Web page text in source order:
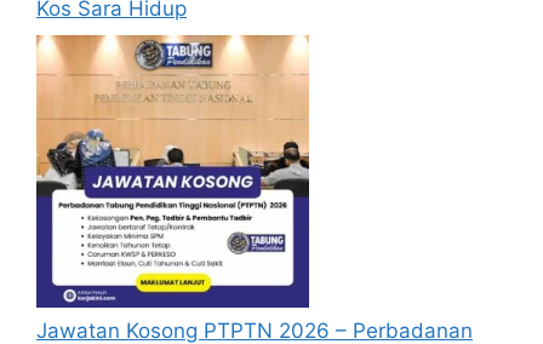
permohonan.
Pemohon yang telah mendaftar dan
memohon jawatan yang disenaraikan tidak
perlu lagi memohon semula sekiranya
tempoh permohonan masih sah.
Sebelum membuat permohonan sila pastikan
andalogin/registerdan mengisi segala
maklumat yang diminta dengan lengkap dan
tepat.
Perlu diingatkan, hanya pemohon yang layak
sahaja akan dipanggil ke temuduga. Sila
Kos Sara Hidup
Jawatan Kosong PTPTN 2026 – Perbadanan